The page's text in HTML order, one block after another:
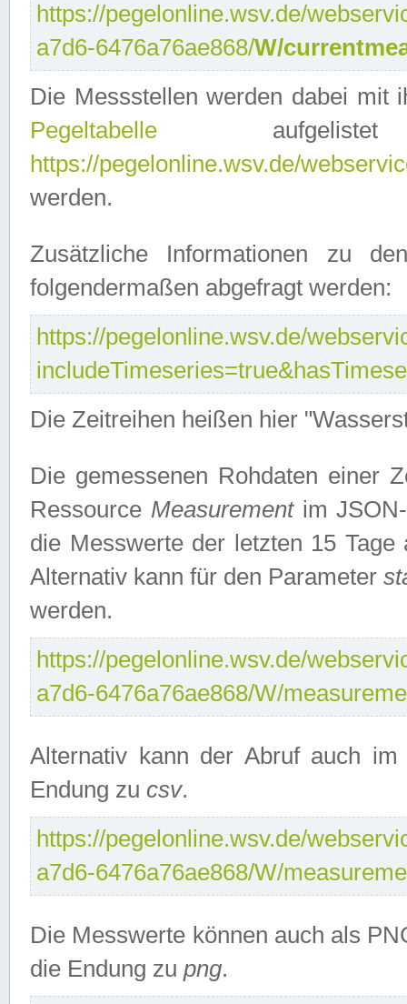
https://pegelonline.wsv.de/
a7d6-6476a76ae868/W/
Die Messstellen werden dabei mit
Pegeltabelle
https://pegelonline.wsv.de/
werden.
Zusätzliche Informationen zu
folgendermaßen abgefragt werden:
https://pegelonline.wsv.de/
Die Zeitreihen heißen hier
Die gemessenen Rohdaten einer
Ressource Measurementim JSON-
die Messwerte der letzten 15
Alternativ kann für den Parameter
werden.
https://pegelonline.wsv.de/
a7d6-6476a76ae868/W/
Alternativ kann der Abruf auch
Endung zu csv.
https://pegelonline.wsv.de/
a7d6-6476a76ae868/W/
Die Messwerte können auch als
die Endung zu png.